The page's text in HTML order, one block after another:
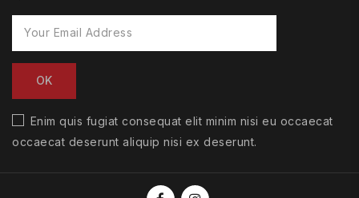
Enim quis fugiat consequat elit minim nisi eu occaecat
occaecat deserunt aliquip nisi ex deserunt.